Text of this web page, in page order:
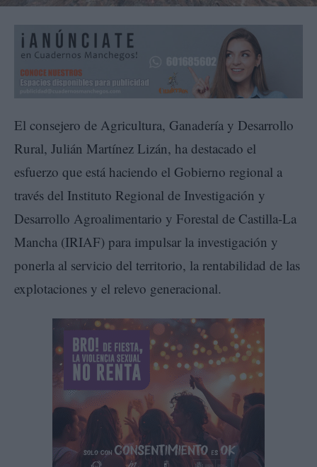
El consejero de Agricultura, Ganadería y Desarrollo
Rural, Julián Martínez Lizán, ha destacado el
esfuerzo que está haciendo el Gobierno regional a
través del Instituto Regional de Investigación y
Desarrollo Agroalimentario y Forestal de Castilla-La
Mancha (IRIAF) para impulsar la investigación y
ponerla al servicio del territorio, la rentabilidad de las
explotaciones y el relevo generacional.